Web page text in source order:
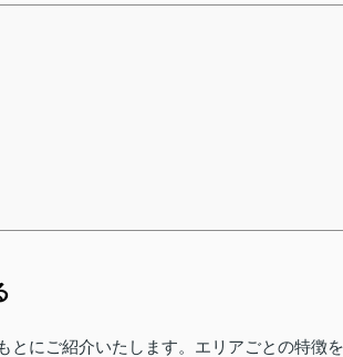
とにご紹介いたします。エリアごとの特徴を